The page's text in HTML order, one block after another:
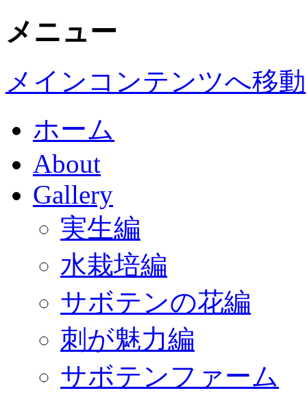
メニュー
メインコンテンツへ移動
ホーム
About
Gallery
実生編
水栽培編
サボテンの花編
刺が魅力編
サボテンファーム